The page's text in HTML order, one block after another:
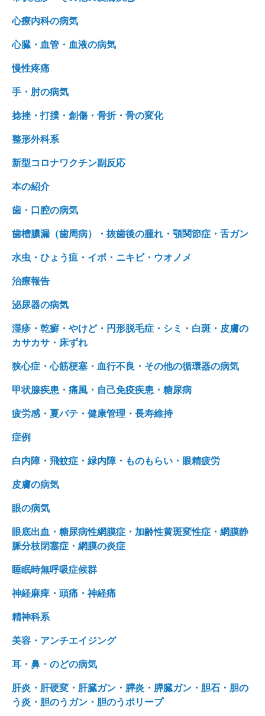
心療内科の病気
心臓・血管・血液の病気
慢性疼痛
手・肘の病気
捻挫・打撲・創傷・骨折・骨の変化
整形外科系
新型コロナワクチン副反応
本の紹介
歯・口腔の病気
歯槽膿漏（歯周病）・抜歯後の腫れ・顎関節症・舌ガン
水虫・ひょう疽・イボ・ニキビ・ウオノメ
治療報告
泌尿器の病気
湿疹・乾癬・やけど・円形脱毛症・シミ・白斑・皮膚の
カサカサ・床ずれ
狭心症・心筋梗塞・血行不良・その他の循環器の病気
甲状腺疾患・痛風・自己免疫疾患・糖尿病
疲労感・夏バテ・健康管理・長寿維持
症例
白内障・飛蚊症・緑内障・ものもらい・眼精疲労
皮膚の病気
眼の病気
眼底出血・糖尿病性網膜症・加齢性黄斑変性症・網膜静
脈分枝閉塞症・網膜の炎症
睡眠時無呼吸症候群
神経麻痺・頭痛・神経痛
精神科系
美容・アンチエイジング
耳・鼻・のどの病気
肝炎・肝硬変・肝臓ガン・膵炎・膵臓ガン・胆石・胆の
う炎・胆のうガン・胆のうポリープ